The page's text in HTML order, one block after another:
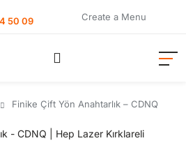
50 09 Create a Menu
Finike Çift Yön Anahtarlık – CDNQ